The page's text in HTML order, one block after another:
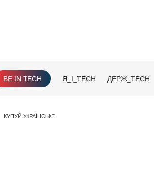
BE IN TECH Я_І_TECH ДЕРЖ_TECH
КУПУЙ УКРАЇНСЬКЕ